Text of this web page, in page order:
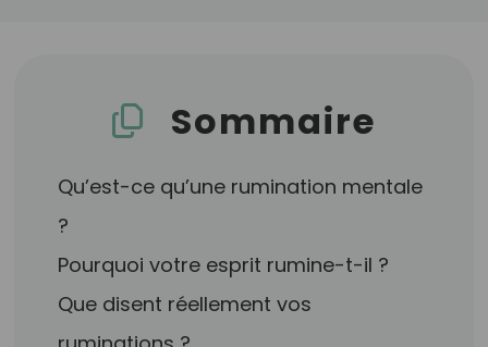
Sommaire
Qu’est-ce qu’une rumination mentale
?
Pourquoi votre esprit rumine-t-il ?
Que disent réellement vos